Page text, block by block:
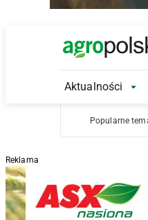
Main Logo
Aktualności
Popularne
Reklama